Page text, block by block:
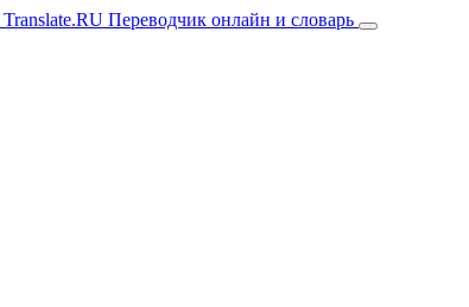
Translate.RU Переводчик онлайн и словарь